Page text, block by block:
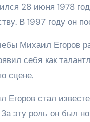
28 июня 1978
В 1997 году он
Михаил Егоров
себя как
сцене.
стал
эту роль он был